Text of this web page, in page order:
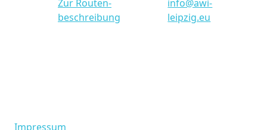
Zur Routen­
beschreibung
info@awi-
leipzig.eu
Impressum